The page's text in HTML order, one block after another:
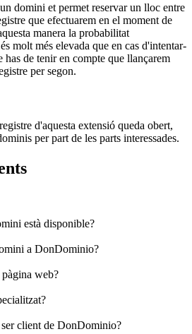
domini et permet reservar un lloc entre
que efectuarem en el moment de
manera la probabilitat
molt més elevada que en cas d'intentar-
de tenir en compte que llançarem
per segon.
d'aquesta extensió queda obert,
per part de les parts interessades.
està disponible?
a DonDominio?
web?
client de DonDominio?